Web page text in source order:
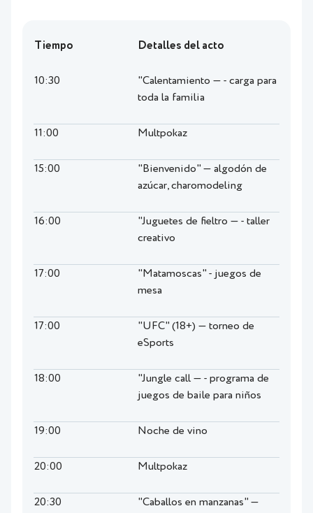
Tiempo Detalles del acto
10:30
"Calentamiento — - carga para
toda la familia
11:00 Multpokaz
15:00
"Bienvenido" — algodón de
azúcar, charomodeling
16:00
"Juguetes de fieltro — - taller
creativo
17:00
"Matamoscas" - juegos de
mesa
17:00
"UFC" (18+) — torneo de
eSports
18:00
"Jungle call — - programa de
juegos de baile para niños
19:00 Noche de vino
20:00 Multpokaz
20:30
"Caballos en manzanas" —